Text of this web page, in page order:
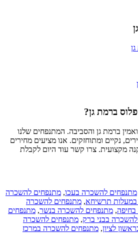
ברמת גן?
רמת גןוהסביבה. המתנפחים שלנו
ומתוחזקים. אנו מציעים מחירים
צרו קשר עוד היום לקבלת
להשכרה בעכו, מתנפחים להשכרה
תרשיחא,מתנפחים להשכרה
,מתנפחים להשכרה בנשר,מתנפחים
בבני ברק, מתנפחים להשכרה
, מתנפחים להשכרה במרכז